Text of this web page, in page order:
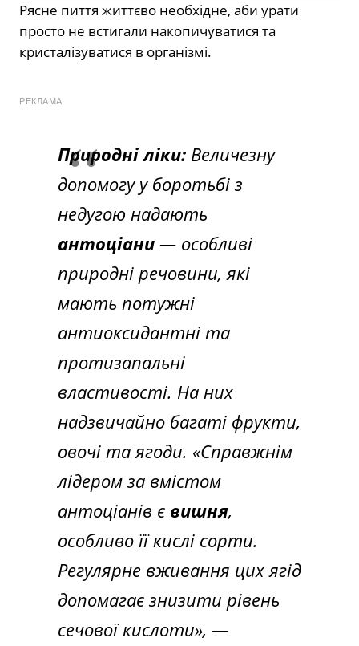
Рясне пиття життєво необхідне, аби урати
просто не встигали накопичуватися та
кристалізуватися в організмі.
РЕКЛАМА
Природні ліки: Величезну
допомогу у боротьбі з
недугою надають
антоціани — особливі
природні речовини, які
мають потужні
антиоксидантні та
протизапальні
властивості. На них
надзвичайно багаті фрукти,
овочі та ягоди. «Справжнім
лідером за вмістом
антоціанів є вишня,
особливо її кислі сорти.
Регулярне вживання цих ягід
допомагає знизити рівень
сечової кислоти», —